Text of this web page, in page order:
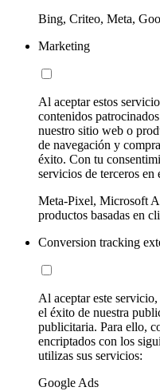
Bing, Criteo, Meta,
Marketing
Al aceptar estos
contenidos
nuestro sitio web o
de navegación y
éxito. Con tu
servicios de terceros en
Meta-Pixel, Microsoft
productos basadas en
Conversion tracking
Al aceptar este
el éxito de nuestra
publicitaria. Para ello,
encriptados con los
utilizas sus servicios:
Google Ads